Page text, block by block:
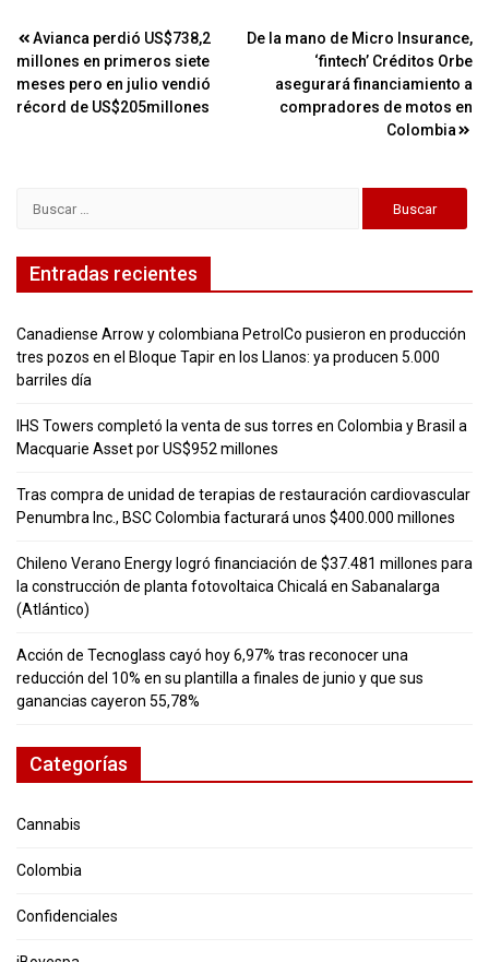
Navegación
de
entradas
Avianca perdió US$738,2
millones en primeros siete
meses pero en julio vendió
récord de US$205millones
De la mano de Micro Insurance,
‘fintech’ Créditos Orbe
asegurará financiamiento a
compradores de motos en
Colombia
Entradas recientes
Canadiense Arrow y colombiana PetrolCo pusieron en producción
tres pozos en el Bloque Tapir en los Llanos: ya producen 5.000
barriles día
IHS Towers completó la venta de sus torres en Colombia y Brasil a
Macquarie Asset por US$952 millones
Tras compra de unidad de terapias de restauración cardiovascular
Penumbra Inc., BSC Colombia facturará unos $400.000 millones
Chileno Verano Energy logró financiación de $37.481 millones para
la construcción de planta fotovoltaica Chicalá en Sabanalarga
(Atlántico)
Acción de Tecnoglass cayó hoy 6,97% tras reconocer una
reducción del 10% en su plantilla a finales de junio y que sus
ganancias cayeron 55,78%
Categorías
Cannabis
Colombia
Confidenciales